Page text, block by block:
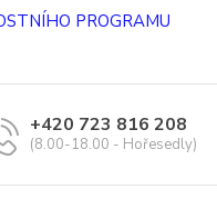
PROGRAMU
+420 723 816 208
(8.00-18.00 - Hořesedly)